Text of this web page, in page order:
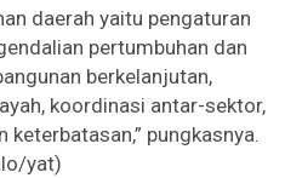
daerah yaitu pengaturan
pertumbuhan dan
berkelanjutan,
koordinasi antar-sektor,
pungkasnya.
yat)